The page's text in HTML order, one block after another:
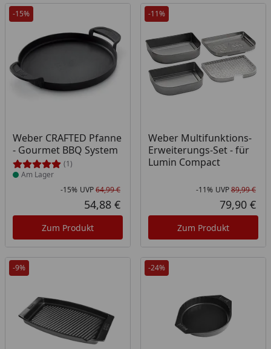
-15%
Weber CRAFTED Pfanne
- Gourmet BBQ System
(1)
Produkt am Lager
Am Lager
Rabatt in Prozent
-15%
Ursprünglicher Preis
UVP64,99 €
Aktueller Preis
54,88 €
Zum Produkt
-11%
Weber Multifunktions-
Erweiterungs-Set - für
Lumin Compact
-11% UVP89,99 €
79,90 €
Zum Produkt
-9% -24%